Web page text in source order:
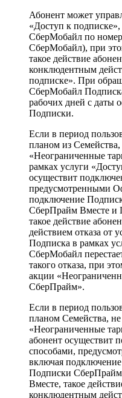
Абонент может
«Доступ к
СберМобайл по
СберМобайл), при
такое действие
конклюдентным
подписке». При
СберМобайл
рабочих дней с даты
Подписки.
Если в период
планом из
«Неограниченные
рамках услуги
осуществит
предусмотренными
подключение
СберПрайм Вместе и
такое действие
действием отказа от
Подписка в рамках
СберМобайл
такого отказа, при
акции
СберПрайм».
Если в период
планом Семейства,
«Неограниченные
абонент осуществит
способами,
включая
Подписки
Вместе, такое
конклюдентным